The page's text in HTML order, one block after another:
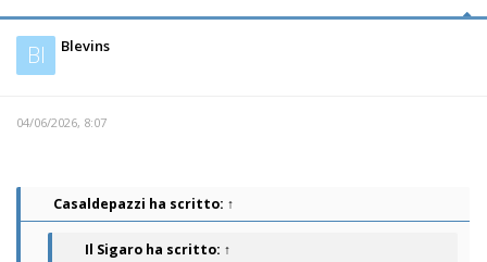
Bl Blevins
04/06/2026, 8:07
Casaldepazzi ha scritto: ↑
Il Sigaro ha scritto: ↑